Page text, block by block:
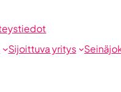
Sijoittuva yritys